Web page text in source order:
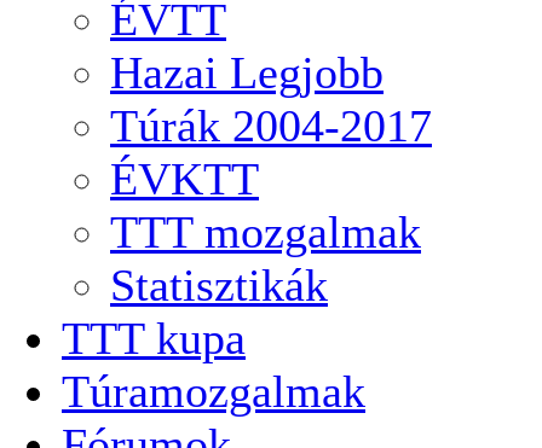
ÉVTT
Hazai Legjobb
Túrák 2004-2017
ÉVKTT
TTT mozgalmak
Statisztikák
TTT kupa
Túramozgalmak